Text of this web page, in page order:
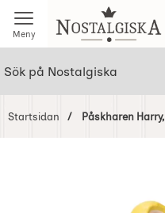
Meny
Startsidan Påskharen